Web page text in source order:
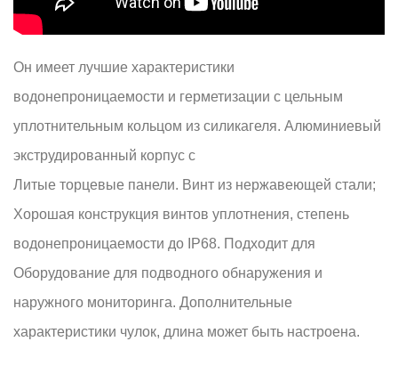
Он имеет лучшие характеристики
водонепроницаемости и герметизации с цельным
уплотнительным кольцом из силикагеля. Алюминиевый
экструдированный корпус с
Литые торцевые панели. Винт из нержавеющей стали;
Хорошая конструкция винтов уплотнения, степень
водонепроницаемости до IP68. Подходит для
Оборудование для подводного обнаружения и
наружного мониторинга. Дополнительные
характеристики чулок, длина может быть настроена.